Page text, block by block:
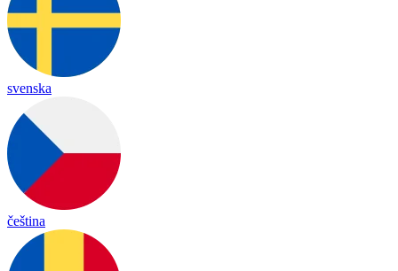
svenska
čeština